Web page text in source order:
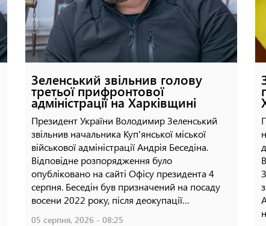
Зеленський звільнив голову
третьої прифронтової
адміністрації на Харківщині
Президент України Володимир Зеленський
звільнив начальника Куп'янської міської
військової адміністрації Андрія Беседіна.
Відповідне розпорядження було
опубліковано на сайті Офісу президента 4
серпня. Беседін був призначений на посаду
восени 2022 року, після деокупації…
05 серпня, 2026 - 08:25